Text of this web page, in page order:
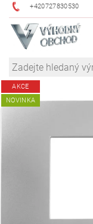
+420727830530
AKCE
NOVINKA